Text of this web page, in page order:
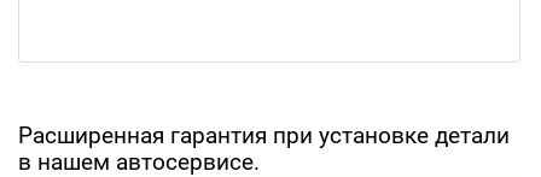
Расширенная гарантия при установке детали
в нашем автосервисе.